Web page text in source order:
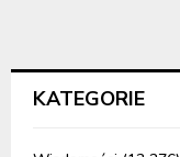
KATEGORIE